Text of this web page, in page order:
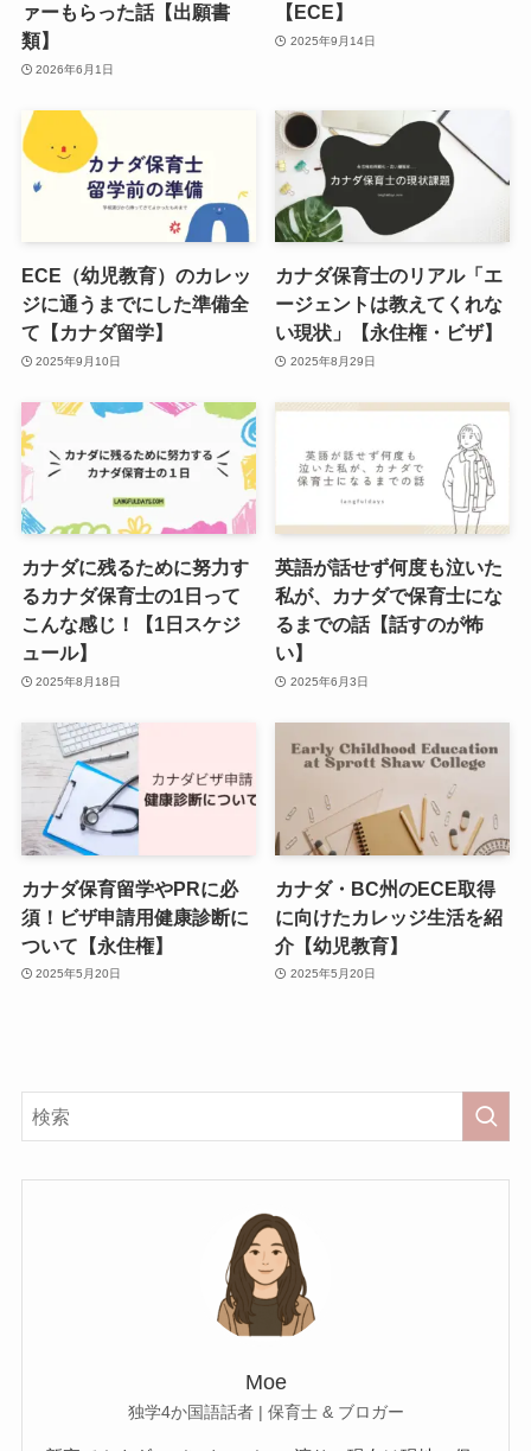
ァーもらった話【出願書
類】
2026年6月1日
【ECE】
2025年9月14日
ECE（幼児教育）のカレッ
ジに通うまでにした準備全
て【カナダ留学】
2025年9月10日
カナダ保育士のリアル「エ
ージェントは教えてくれな
い現状」【永住権・ビザ】
2025年8月29日
カナダに残るために努力す
るカナダ保育士の1日って
こんな感じ！【1日スケジ
ュール】
2025年8月18日
英語が話せず何度も泣いた
私が、カナダで保育士にな
るまでの話【話すのが怖
い】
2025年6月3日
カナダ保育留学やPRに必
須！ビザ申請用健康診断に
ついて【永住権】
2025年5月20日
カナダ・BC州のECE取得
に向けたカレッジ生活を紹
介【幼児教育】
2025年5月20日
Moe
独学4か国語話者 | 保育士 & ブロガー